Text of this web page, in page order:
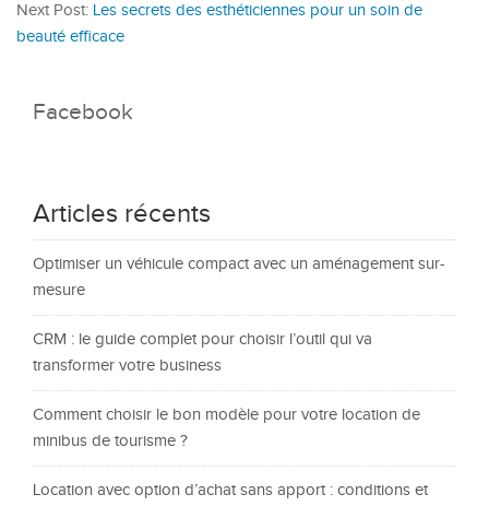
Next Post: Les secrets des esthéticiennes pour un soin de
beauté efficace
Facebook
Articles récents
Optimiser un véhicule compact avec un aménagement sur-
mesure
CRM : le guide complet pour choisir l’outil qui va
transformer votre business
Comment choisir le bon modèle pour votre location de
minibus de tourisme ?
Location avec option d’achat sans apport : conditions et